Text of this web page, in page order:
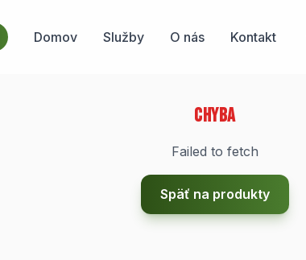
Domov Služby O nás Kontakt
Chyba
Failed to fetch
Späť na produkty